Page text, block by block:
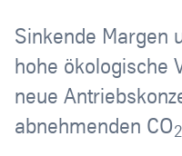
Sinkende Margen
hohe ökologische
neue
abnehmenden CO2